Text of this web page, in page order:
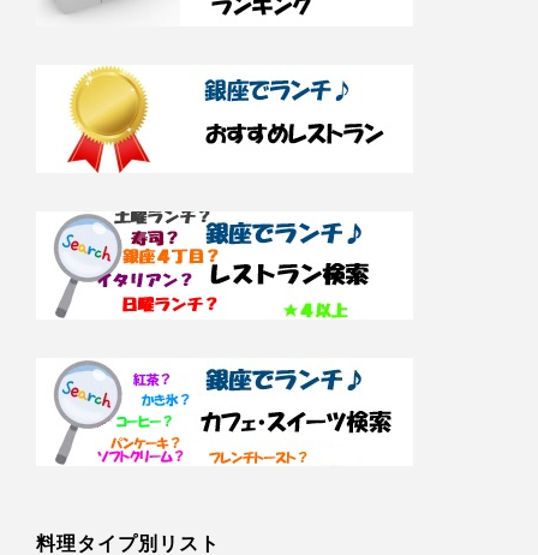
料理タイプ別リスト